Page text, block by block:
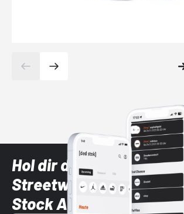
Hol dir die neuesten
Streetwear-Brands mit
Stock App